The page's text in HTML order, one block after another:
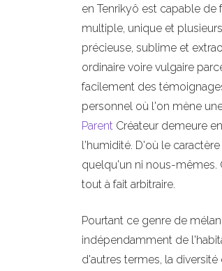
en Tenrikyô est capable de
multiple, unique et
précieuse, sublime et
ordinaire voire vulgaire
facilement des
personnel où l'on mène
Parent Créateur demeure
l'humidité. D'où le
quelqu'un ni nous-mêmes.
tout à fait arbitraire.
Pourtant ce genre de
indépendamment de
d'autres termes, la